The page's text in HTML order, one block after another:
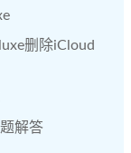
删除iCloud
解答